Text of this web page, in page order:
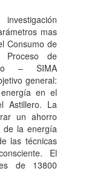
mas
Consumo de
Proceso de
– SIMA
general:
en el
Astillero. La
un ahorro
de la energía
las técnicas
El
de 13800